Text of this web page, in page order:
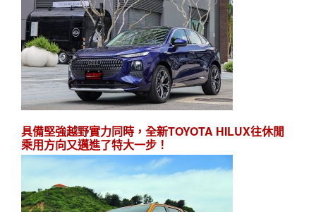
具備堅強越野實力同時，全新TOYOTA HILUX往休閒
乘用方向又邁進了特大一步！